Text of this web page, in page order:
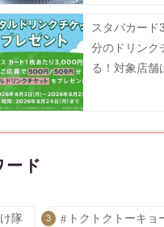
スタバカード
分のドリンク
る！対象店舗
ード
隊 3 トクトクトーキョ